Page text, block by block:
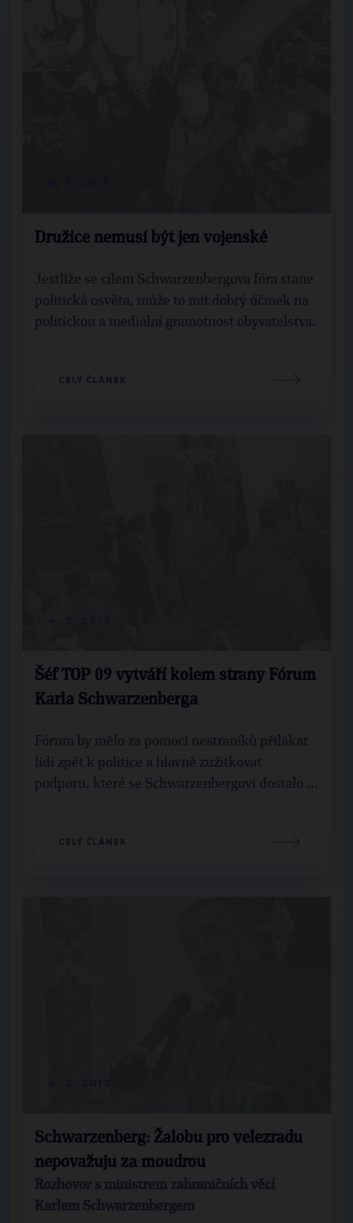
Družice nemusí být jen vojenské
Jestliže se cílem Schwarzenbergova fóra stane
politická osvěta, může to mít dobrý účinek na
politickou a mediální gramotnost obyvatelstva.
CELÝ ČLÁNEK
Šéf TOP 09 vytváří kolem strany Fórum
Karla Schwarzenberga
Fórum by mělo za pomoci nestraníků přilákat
lidi zpět k politice a hlavně zužitkovat
podporu, které se Schwarzenbergovi dostalo ...
CELÝ ČLÁNEK
Schwarzenberg: Žalobu pro velezradu
nepovažuju za moudrou
Rozhovor s ministrem zahraničních věcí
Karlem Schwarzenbergem